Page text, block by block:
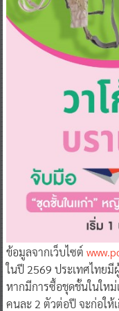
ข้อมูลจากเว็บไซต์
ในปี 2569 ประเทศไทย
หากมีการซื้อชุดชั้นในใหม่
คนละ 2 ตัวต่อปี จะก่อให้